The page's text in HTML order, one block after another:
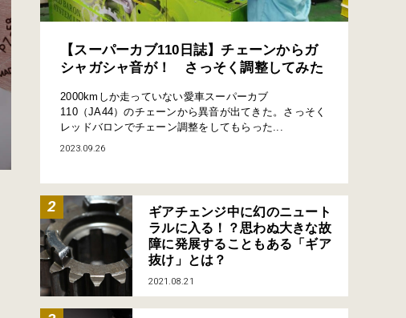
【スーパーカブ110日誌】チェーンからガ
シャガシャ音が！ さっそく調整してみた
2000kmしか走っていない愛車スーパーカブ
110（JA44）のチェーンから異音が出てきた。さっそく
レッドバロンでチェーン調整をしてもらった...
2023.09.26
ギアチェンジ中に幻のニュート
ラルに入る！？思わぬ大きな故
障に発展することもある「ギア
抜け」とは？
2021.08.21